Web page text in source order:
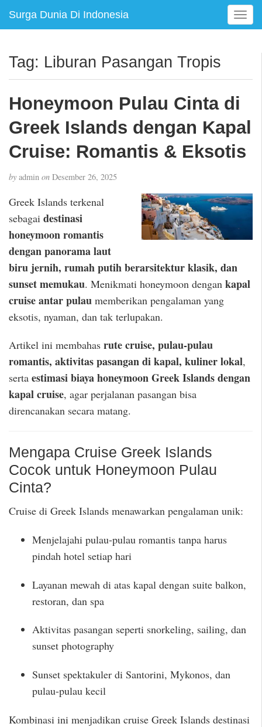
Surga Dunia Di Indonesia
T
o
e
i
a
o
Tag: Liburan Pasangan Tropis
Honeymoon Pulau Cinta di
Greek Islands dengan Kapal
Cruise: Romantis & Eksotis
by admin on Desember 26, 2025
Greek Islands terkenal
sebagai destinasi
honeymoon romantis
dengan panorama laut
biru jernih, rumah putih berarsitektur klasik, dan
sunset memukau. Menikmati honeymoon dengan kapal
cruise antar pulau memberikan pengalaman yang
eksotis, nyaman, dan tak terlupakan.
Artikel ini membahas rute cruise, pulau-pulau
romantis, aktivitas pasangan di kapal, kuliner lokal,
serta estimasi biaya honeymoon Greek Islands dengan
kapal cruise, agar perjalanan pasangan bisa
direncanakan secara matang.
Mengapa Cruise Greek Islands
Cocok untuk Honeymoon Pulau
Cinta?
Cruise di Greek Islands menawarkan pengalaman unik:
Menjelajahi pulau-pulau romantis tanpa harus
pindah hotel setiap hari
Layanan mewah di atas kapal dengan suite balkon,
restoran, dan spa
Aktivitas pasangan seperti snorkeling, sailing, dan
sunset photography
Sunset spektakuler di Santorini, Mykonos, dan
pulau-pulau kecil
Kombinasi ini menjadikan cruise Greek Islands destinasi